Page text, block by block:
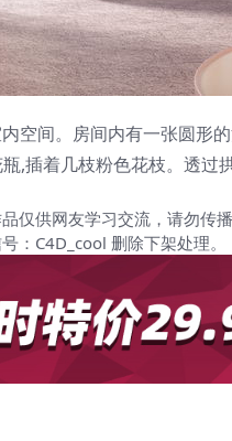
空间。房间内有一张圆形
,插着几枝粉色花枝。透过
仅供网友学习交流，请勿
：C4D_cool 删除下架处理。